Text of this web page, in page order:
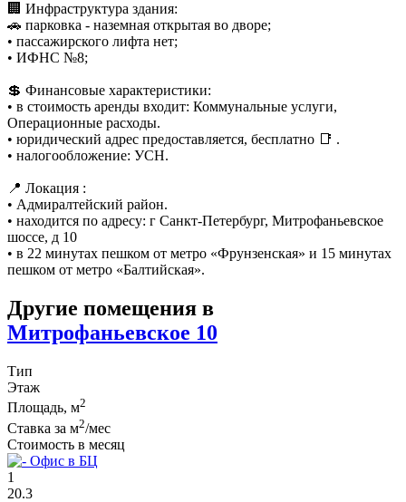
🏢 Инфраструктура здания:
🚗 парковка - наземная открытая во дворе;
• пассажирского лифта нет;
• ИФНС №8;
💲 Финансовые характеристики:
• в стоимость аренды входит: Коммунальные услуги,
Операционные расходы.
• юридический адрес предоставляется, бесплатно 📑 .
• налогообложение: УСН.
📍 Локация :
• Адмиралтейский район.
• находится по адресу: г Санкт-Петербург, Митрофаньевское
шоссе, д 10
• в 22 минутах пешком от метро «Фрунзенская» и 15 минутах
пешком от метро «Балтийская».
Другие помещения в
Митрофаньевское 10
Тип
Этаж
Площадь, м2
Ставка за м2/мес
Стоимость в месяц
Офис в БЦ
1
20.3